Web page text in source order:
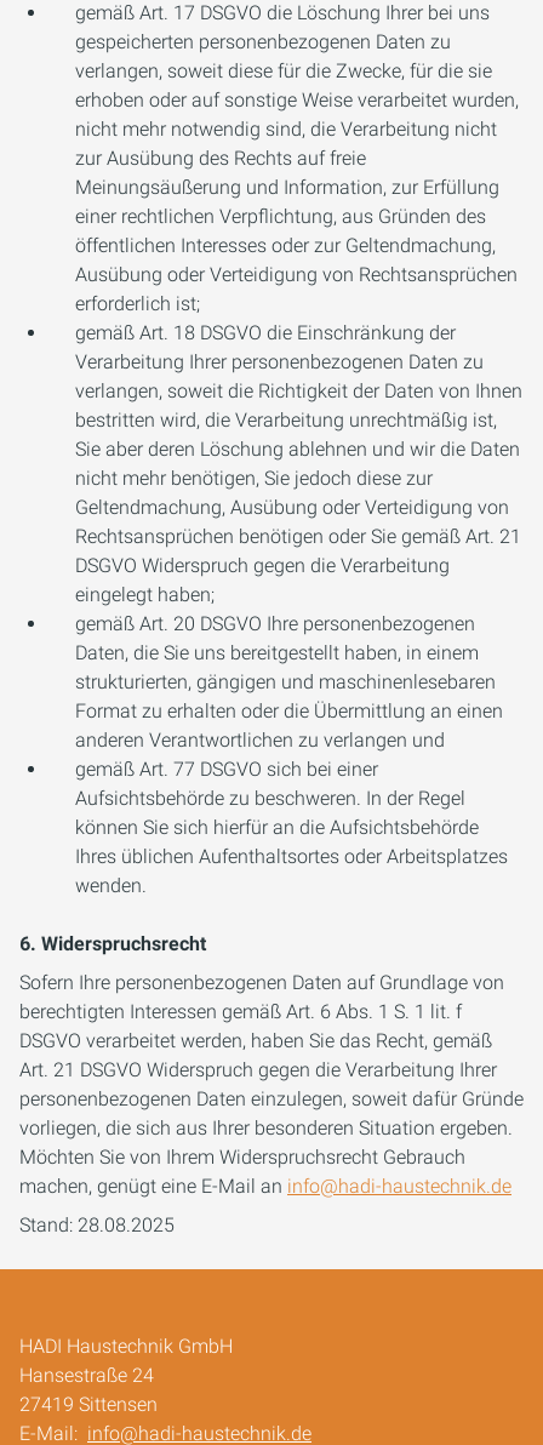
gemäß Art. 17 DSGVO die Löschung Ihrer bei uns
gespeicherten personenbezogenen Daten zu
verlangen, soweit diese für die Zwecke, für die sie
erhoben oder auf sonstige Weise verarbeitet wurden,
nicht mehr notwendig sind, die Verarbeitung nicht
zur Ausübung des Rechts auf freie
Meinungsäußerung und Information, zur Erfüllung
einer rechtlichen Verpflichtung, aus Gründen des
öffentlichen Interesses oder zur Geltendmachung,
Ausübung oder Verteidigung von Rechtsansprüchen
erforderlich ist;
gemäß Art. 18 DSGVO die Einschränkung der
Verarbeitung Ihrer personenbezogenen Daten zu
verlangen, soweit die Richtigkeit der Daten von Ihnen
bestritten wird, die Verarbeitung unrechtmäßig ist,
Sie aber deren Löschung ablehnen und wir die Daten
nicht mehr benötigen, Sie jedoch diese zur
Geltendmachung, Ausübung oder Verteidigung von
Rechtsansprüchen benötigen oder Sie gemäß Art. 21
DSGVO Widerspruch gegen die Verarbeitung
eingelegt haben;
gemäß Art. 20 DSGVO Ihre personenbezogenen
Daten, die Sie uns bereitgestellt haben, in einem
strukturierten, gängigen und maschinenlesebaren
Format zu erhalten oder die Übermittlung an einen
anderen Verantwortlichen zu verlangen und
gemäß Art. 77 DSGVO sich bei einer
Aufsichtsbehörde zu beschweren. In der Regel
können Sie sich hierfür an die Aufsichtsbehörde
Ihres üblichen Aufenthaltsortes oder Arbeitsplatzes
wenden.
6. Widerspruchsrecht
Sofern Ihre personenbezogenen Daten auf Grundlage von
berechtigten Interessen gemäß Art. 6 Abs. 1 S. 1 lit. f
DSGVO verarbeitet werden, haben Sie das Recht, gemäß
Art. 21 DSGVO Widerspruch gegen die Verarbeitung Ihrer
personenbezogenen Daten einzulegen, soweit dafür Gründe
vorliegen, die sich aus Ihrer besonderen Situation ergeben.
Möchten Sie von Ihrem Widerspruchsrecht Gebrauch
machen, genügt eine E-Mail an info@hadi-haustechnik.de
Stand: 28.08.2025
HADI Haustechnik GmbH
Hansestraße 24
27419 Sittensen
E-Mail: info@hadi-haustechnik.de